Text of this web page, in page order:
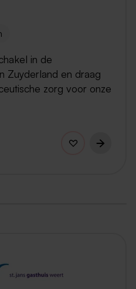
in de
Zuyderland en draag
zorg voor onze